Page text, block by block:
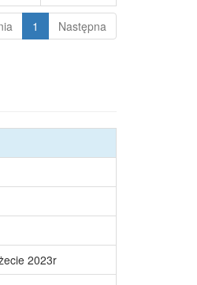
1 Następna
2023r